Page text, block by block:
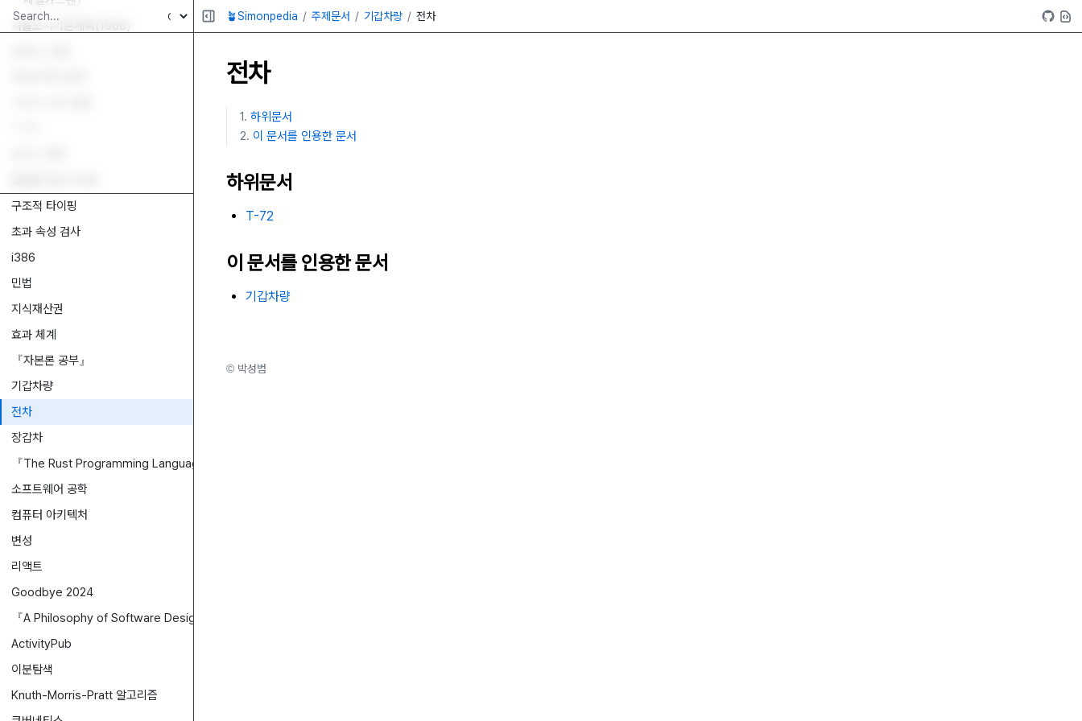
서울도시기본계획(1966)
구조적 타이핑
초과 속성 검사
i386
민법
지식재산권
효과 체계
『자본론 공부』
기갑차량
전차
장갑차
『The Rust Programming Language(TRPL)』
소프트웨어 공학
컴퓨터 아키텍처
변성
리액트
Goodbye 2024
『A Philosophy of Software Design』
ActivityPub
이분탐색
Knuth-Morris-Pratt 알고리즘
🪴Simonpedia 주제문서 기갑차량 전차
전차
하위문서
이 문서를 인용한 문서
하위문서
T-72
이 문서를 인용한 문서
기갑차량
© 박성범